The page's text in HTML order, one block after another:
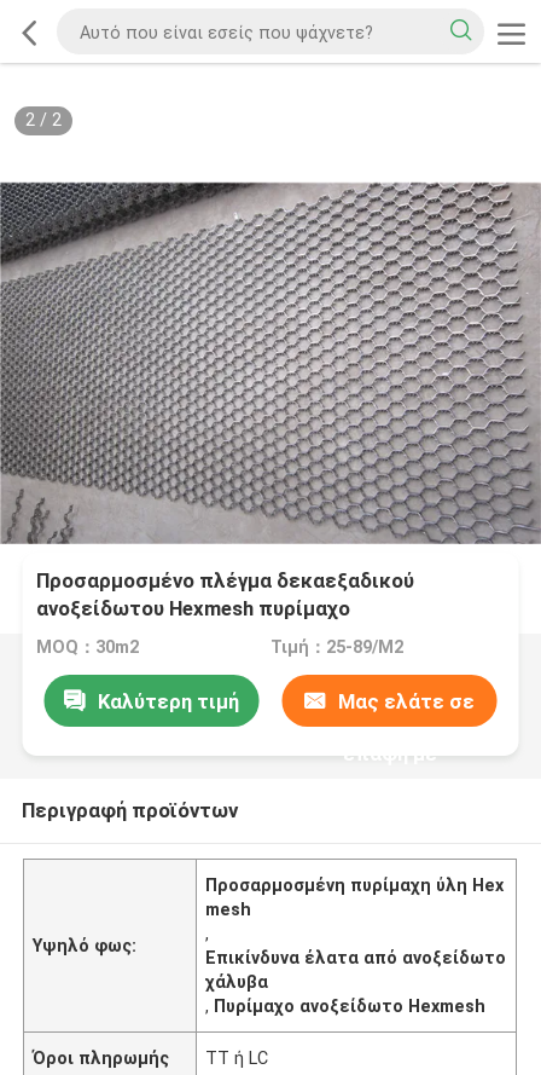
2/ 2
Προσαρμοσμένο πλέγμα δεκαεξαδικού
ανοξείδωτου Hexmesh πυρίμαχο
MOQ：30m2 Τιμή：25-89/M2
Καλύτερη τιμή Μας ελάτε σε
επαφή με
Περιγραφή προϊόντων
Υψηλό φως:
Προσαρμοσμένη πυρίμαχη ύλη Hex
mesh
,
Επικίνδυνα έλατα από ανοξείδωτο
χάλυβα
, Πυρίμαχο ανοξείδωτο Hexmesh
Όροι πληρωμής TT ή LC